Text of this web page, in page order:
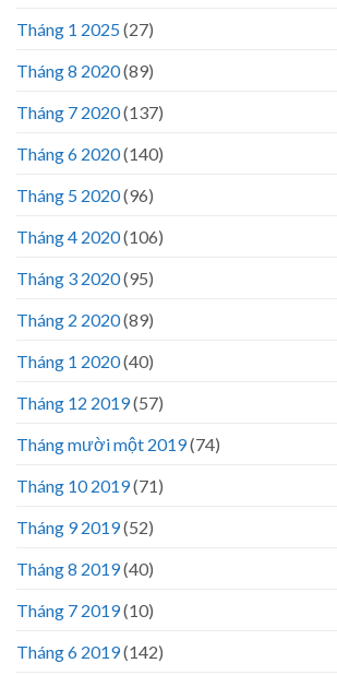
Tháng 1 2025(27)
Tháng 8 2020(89)
Tháng 7 2020(137)
Tháng 6 2020(140)
Tháng 5 2020(96)
Tháng 4 2020(106)
Tháng 3 2020(95)
Tháng 2 2020(89)
Tháng 1 2020(40)
Tháng 12 2019(57)
Tháng mười một 2019(74)
Tháng 10 2019(71)
Tháng 9 2019(52)
Tháng 8 2019(40)
Tháng 7 2019(10)
Tháng 6 2019(142)